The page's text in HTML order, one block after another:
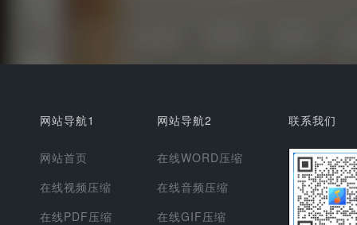
网站导航1
网站首页
在线视频压缩
在线PDF压缩
网站导航2
在线WORD压缩
在线音频压缩
在线GIF压缩
联系我们